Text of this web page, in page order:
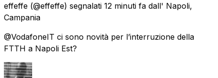
effeffe (@effeffe) segnalati 12 minuti fa dall' Napoli,
Campania
@VodafoneIT ci sono novità per l’interruzione della
FTTH a Napoli Est?